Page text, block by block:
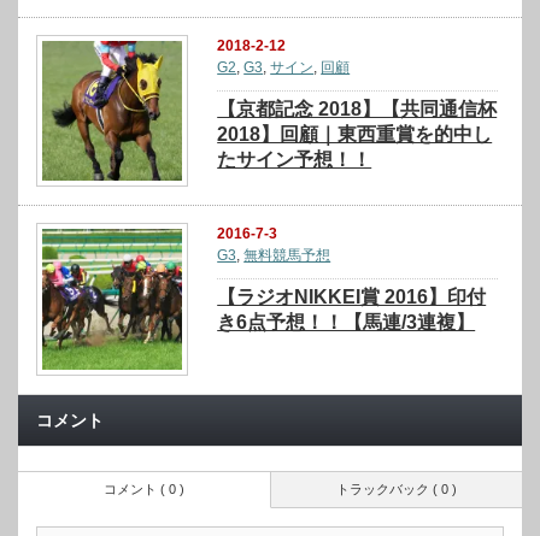
2018-2-12
G2,G3,サイン, 回顧
【京都記念 2018】【共同通信杯
2018】回顧｜東西重賞を的中し
たサイン予想！！
2016-7-3
G3,無料競馬予想
【ラジオNIKKEI賞 2016】印付
き6点予想！！【馬連/3連複】
コメント
トラックバック ( 0 )
コメント ( 0 )